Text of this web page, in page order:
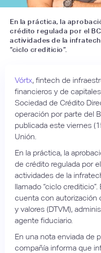
En la práctica, la
crédito regulada por el
actividades de la
“ciclo crediticio”.
Vórtx, fintech de
financieros y de
Sociedad de Crédito
operación por parte del
publicada este viernes
Unión.
En la práctica, la
de crédito regulada por
actividades de la
llamado “ciclo
cuenta con autorización
y valores (DTVM),
agente fiduciario.
En una nota enviada de
compañía informa que